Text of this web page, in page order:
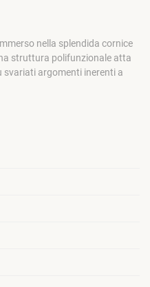
nella splendida cornice
struttura polifunzionale atta
svariati argomenti inerenti a